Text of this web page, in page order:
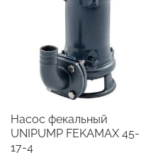
Насос фекальный
UNIPUMP FEKAMAX 45-
17-4